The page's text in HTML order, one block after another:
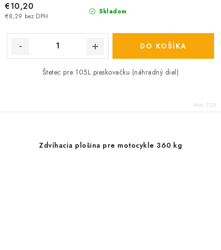
Skladom
€8,29 bez DPH
€10,20
DO KOŠÍKA
Štetec pre 105L pieskovačku (náhradný diel)
Kód: 1125
Zdvíhacia plošina pre motocykle 360 kg